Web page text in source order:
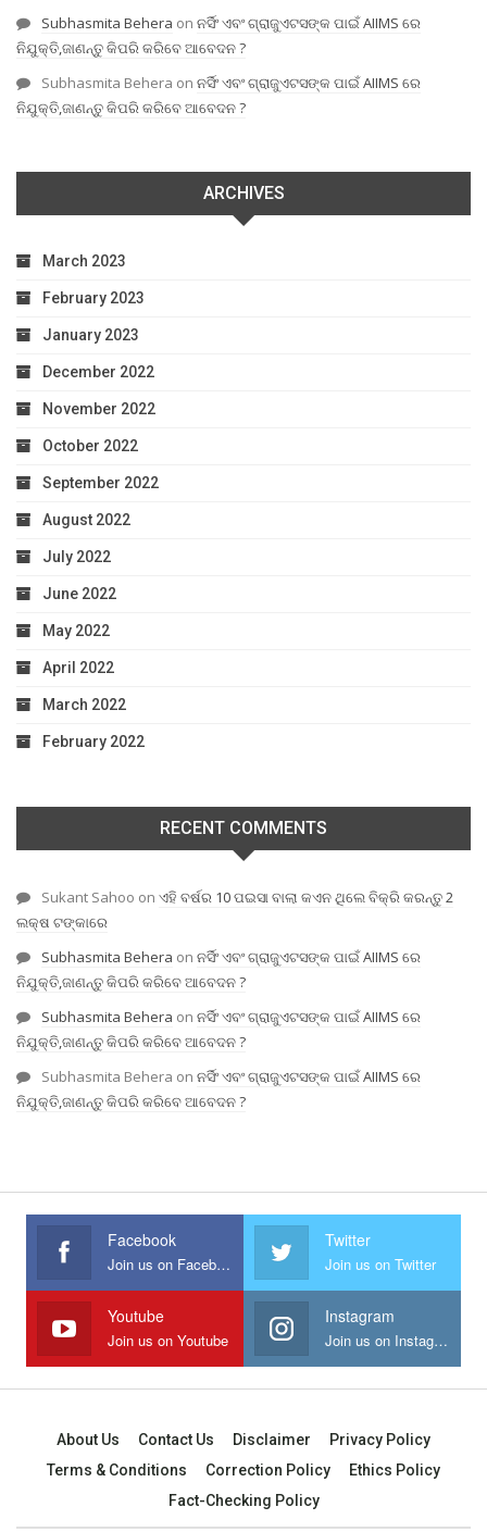
Subhasmita Behera on ନର୍ସିଂ ଏବଂ ଗ୍ରାଜୁଏଟସଙ୍କ ପାଇଁ AIIMS ରେ
ନିଯୁକ୍ତି,ଜାଣନ୍ତୁ କିପରି କରିବେ ଆବେଦନ ?
Subhasmita Behera on ନର୍ସିଂ ଏବଂ ଗ୍ରାଜୁଏଟସଙ୍କ ପାଇଁ AIIMS ରେ
ନିଯୁକ୍ତି,ଜାଣନ୍ତୁ କିପରି କରିବେ ଆବେଦନ ?
ARCHIVES
March 2023
February 2023
January 2023
December 2022
November 2022
October 2022
September 2022
August 2022
July 2022
June 2022
May 2022
April 2022
March 2022
February 2022
RECENT COMMENTS
Sukant Sahoo on ଏହି ବର୍ଷର 10 ପଇସା ବାଲା କଏନ ଥିଲେ ବିକ୍ରି କରନ୍ତୁ 2
ଲକ୍ଷ ଟଙ୍କାରେ
Subhasmita Behera on ନର୍ସିଂ ଏବଂ ଗ୍ରାଜୁଏଟସଙ୍କ ପାଇଁ AIIMS ରେ
ନିଯୁକ୍ତି,ଜାଣନ୍ତୁ କିପରି କରିବେ ଆବେଦନ ?
Subhasmita Behera on ନର୍ସିଂ ଏବଂ ଗ୍ରାଜୁଏଟସଙ୍କ ପାଇଁ AIIMS ରେ
ନିଯୁକ୍ତି,ଜାଣନ୍ତୁ କିପରି କରିବେ ଆବେଦନ ?
Subhasmita Behera on ନର୍ସିଂ ଏବଂ ଗ୍ରାଜୁଏଟସଙ୍କ ପାଇଁ AIIMS ରେ
ନିଯୁକ୍ତି,ଜାଣନ୍ତୁ କିପରି କରିବେ ଆବେଦନ ?
Facebook
Join us on Facebook
Twitter
Join us on Twitter
Youtube
Join us on Youtube
Instagram
Join us on Instagram
About Us Contact Us Disclaimer
Privacy Policy
Terms & Conditions
Correction Policy
Ethics Policy
Fact-Checking Policy